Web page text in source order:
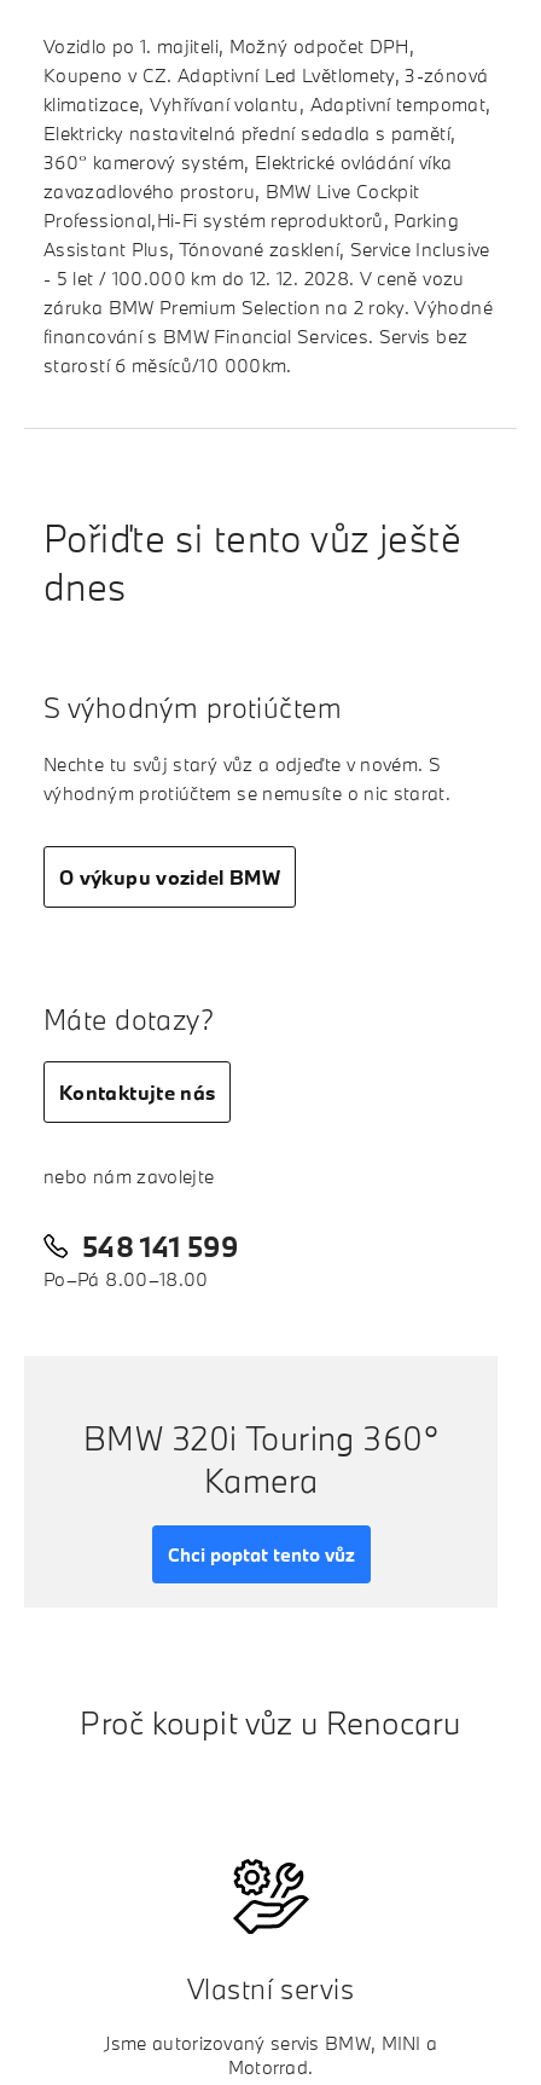
Vozidlo po 1. majiteli, Možný odpočet DPH,
Koupeno v CZ. Adaptivní Led Lvětlomety, 3-zónová
klimatizace, Vyhřívaní volantu, Adaptivní tempomat,
Elektricky nastavitelná přední sedadla s pamětí,
360° kamerový systém, Elektrické ovládání víka
zavazadlového prostoru, BMW Live Cockpit
Professional,Hi-Fi systém reproduktorů, Parking
Assistant Plus, Tónované zasklení, Service Inclusive
- 5 let / 100.000 km do 12. 12. 2028. V ceně vozu
záruka BMW Premium Selection na 2 roky. Výhodné
financování s BMW Financial Services. Servis bez
starostí 6 měsíců/10 000km.
Pořiďte si tento vůz ještě
dnes
S výhodným protiúčtem
Nechte tu svůj starý vůz a odjeďte v novém. S
výhodným protiúčtem se nemusíte o nic starat.
O výkupu vozidel BMW
Máte dotazy?
Kontaktujte nás
nebo nám zavolejte
548 141 599
Po–Pá 8.00–18.00
BMW 320i Touring 360°
Kamera
Chci poptat tento vůz
Proč koupit vůz u Renocaru
Vlastní servis
Jsme autorizovaný servis BMW, MINI a
Motorrad.